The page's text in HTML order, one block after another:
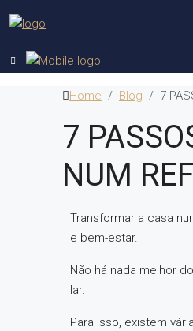
Home Blog 7
7
NUM
Transformar a casa
e bem-estar.
Não há nada melhor
lar.
Para isso, existem